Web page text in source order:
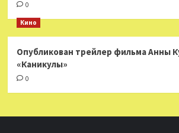
0
Кино
Опубликован трейлер фильма Анны
«Каникулы»
0